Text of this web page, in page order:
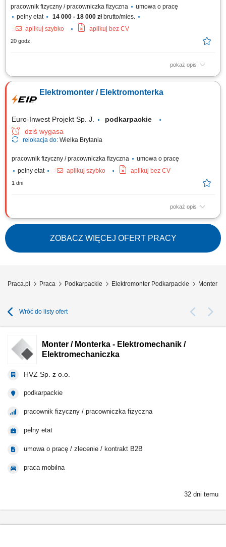
pracownik fizyczny / pracowniczka fizyczna
umowa o pracę
pełny etat
14 000 - 18 000 złbrutto/mies.
aplikuj szybko
aplikuj bez CV
20 godz.
pokaż opis
Zakres obowiązków: Wykonywanie instalacji elektrycznych w obiektach
starych instalacji. Montaż i podłączanie szaf sterowniczych. Realizacja
prostych prac montażowych. Praca w zespole polsko-niemieckim.
Elektromonter / Elektromonterka
Euro-Inwest Projekt Sp. J.
podkarpackie
dziś wygasa
relokacja do: Wielka Brytania
pracownik fizyczny / pracowniczka fizyczna
umowa o pracę
pełny etat
aplikuj szybko aplikuj bez CV
1 dni
pokaż opis
Montaż i budowa tras oraz linii kablowych. Instalacja gniazdek,
przełączników i kompletnych instalacji elektrycznych. Montaż urządzeń
sterowania i oświetlenia. Montaż rozdzielnic i szaf sterowniczych.
ZOBACZ WIĘCEJ OFERT PRACY
Praca.pl Praca Podkarpackie Elektromonter Podkarpackie Monter /
Wróć do listy ofert
Monter / Monterka - Elektromechanik /
Elektromechaniczka
HVZ Sp. z o.o.
podkarpackie
pracownik fizyczny / pracowniczka fizyczna
pełny etat
umowa o pracę / zlecenie / kontrakt B2B
praca mobilna
32 dni temu